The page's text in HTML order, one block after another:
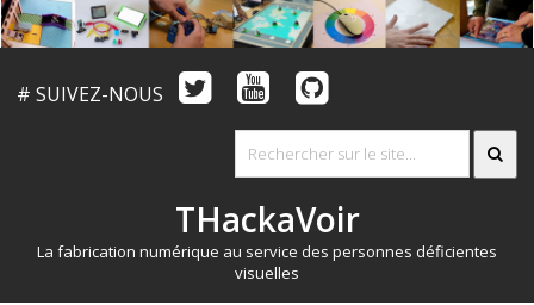
# SUIVEZ-NOUS
THackaVoir
La fabrication numérique au service des personnes déficientes
visuelles